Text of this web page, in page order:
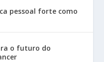
pessoal forte como
o futuro do